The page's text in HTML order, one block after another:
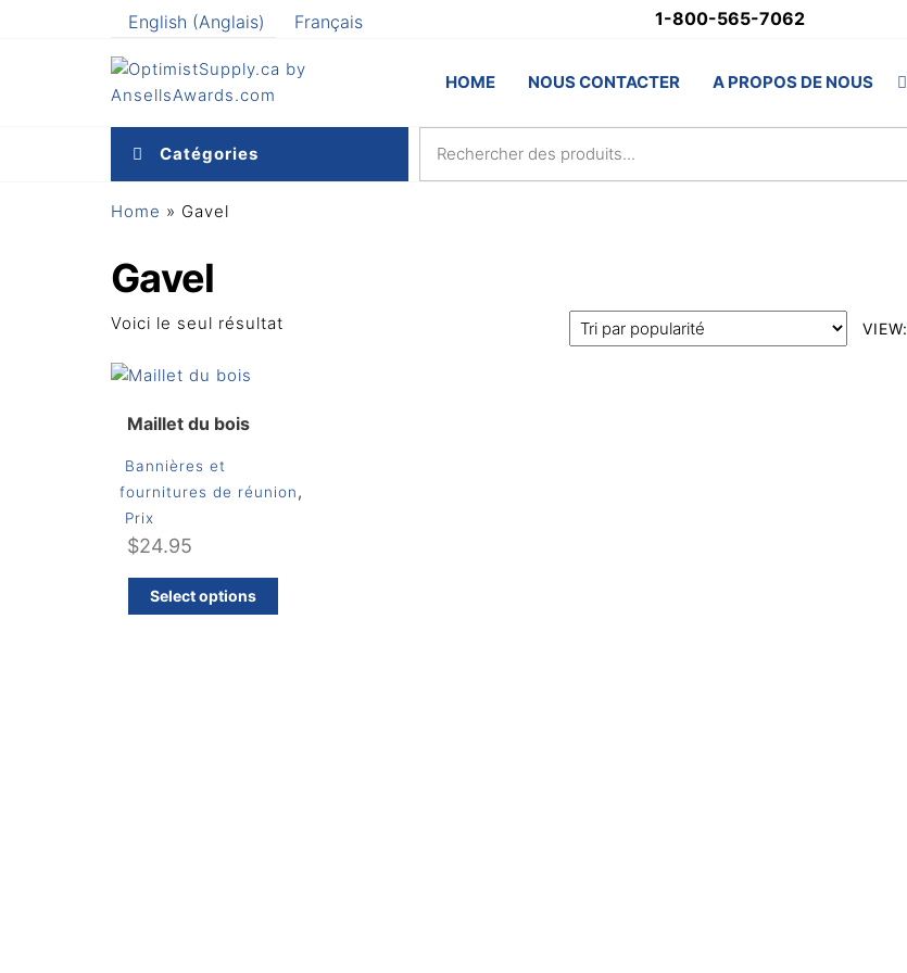
English (Anglais) Français 1-800-565-7062
OptimistSupply.ca
AnsellsAwards.com
HOME NOUS CONTACTER A PROPOS DE NOUS
Catégories
Home » Gavel
Gavel
VIEW:
Voici le seul résultat
Maillet du bois
Bannières et
fournitures de réunion,
Prix
$24.95
Select options